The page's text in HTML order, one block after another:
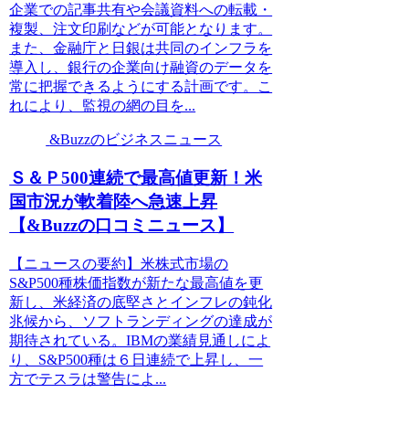
企業での記事共有や会議資料への転載・
複製、注文印刷などが可能となります。
また、金融庁と日銀は共同のインフラを
導入し、銀行の企業向け融資のデータを
常に把握できるようにする計画です。こ
れにより、監視の網の目を...
&Buzzのビジネスニュース
Ｓ＆Ｐ500連続で最高値更新！米
国市況が軟着陸へ急速上昇
【&Buzzの口コミニュース】
【ニュースの要約】米株式市場の
S&P500種株価指数が新たな最高値を更
新し、米経済の底堅さとインフレの鈍化
兆候から、ソフトランディングの達成が
期待されている。IBMの業績見通しによ
り、S&P500種は６日連続で上昇し、一
方でテスラは警告によ...